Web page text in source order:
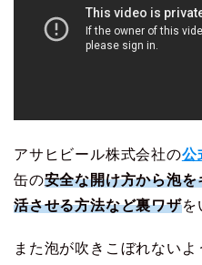
アサヒビール株式会社の公
缶の安全な開け方から泡
活させる方法など裏ワザを
また泡が吹きこぼれない